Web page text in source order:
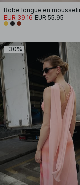
EUR 39.16 EUR 55.95
-30%